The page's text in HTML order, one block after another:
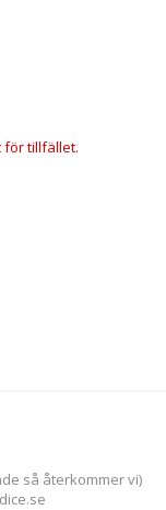
för tillfället.
så återkommer vi)